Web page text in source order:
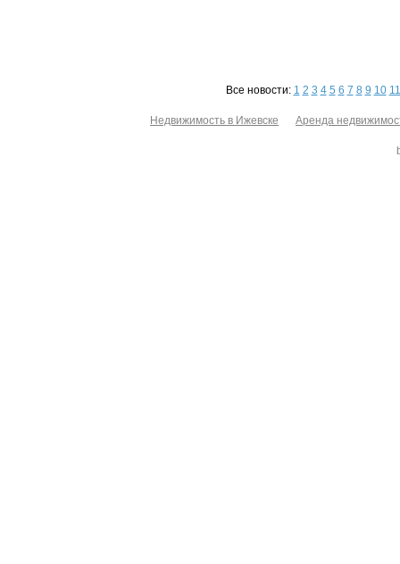
Все новости: 1 2 3 4 5 6 7 8 9 10 11
Недвижимость в Ижевске Аренда